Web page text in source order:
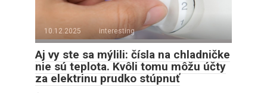
10.12.2025 interesting
Aj vy ste sa mýlili: čísla na chladničke
nie sú teplota. Kvôli tomu môžu účty
za elektrinu prudko stúpnuť